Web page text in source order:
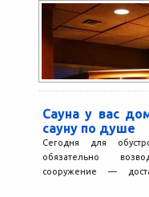
Сауна у вас
сауну по душе
Сегодня для
обязательно
сооружение —
установить в доме